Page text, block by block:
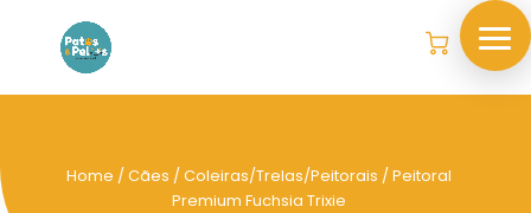
Home /Cães /Coleiras/Trelas/Peitorais / Peitoral
Premium Fuchsia Trixie